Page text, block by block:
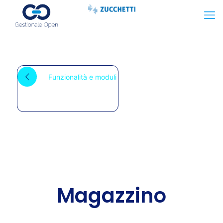
Funzionalità e moduli
Magazzino